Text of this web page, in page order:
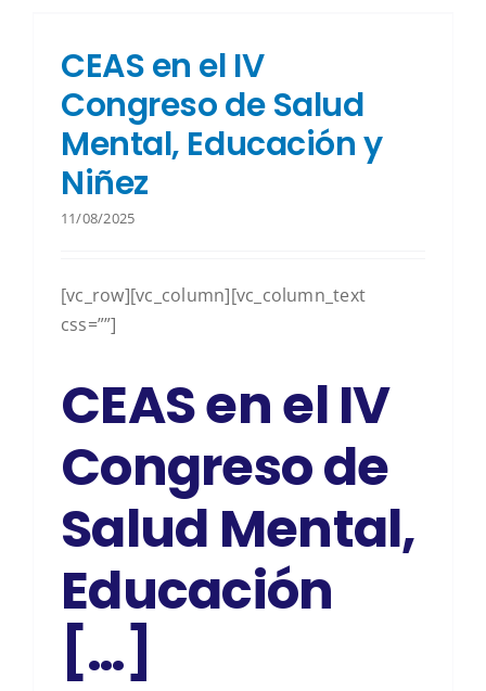
CEAS en el IV
Congreso de Salud
Mental, Educación y
Niñez
11/08/2025
[vc_row][vc_column][vc_column_text
css=””]
CEAS en el IV
Congreso de
Salud Mental,
Educación
[…]